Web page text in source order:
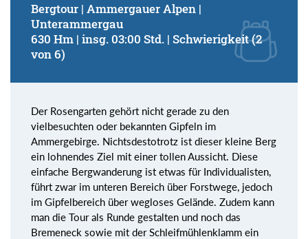
Bergtour | Ammergauer Alpen |
Unterammergau
630 Hm | insg. 03:00 Std. | Schwierigkeit (2
von 6)
Der Rosengarten gehört nicht gerade zu den
vielbesuchten oder bekannten Gipfeln im
Ammergebirge. Nichtsdestotrotz ist dieser kleine Berg
ein lohnendes Ziel mit einer tollen Aussicht. Diese
einfache Bergwanderung ist etwas für Individualisten,
führt zwar im unteren Bereich über Forstwege, jedoch
im Gipfelbereich über wegloses Gelände. Zudem kann
man die Tour als Runde gestalten und noch das
Bremeneck sowie mit der Schleifmühlenklamm ein